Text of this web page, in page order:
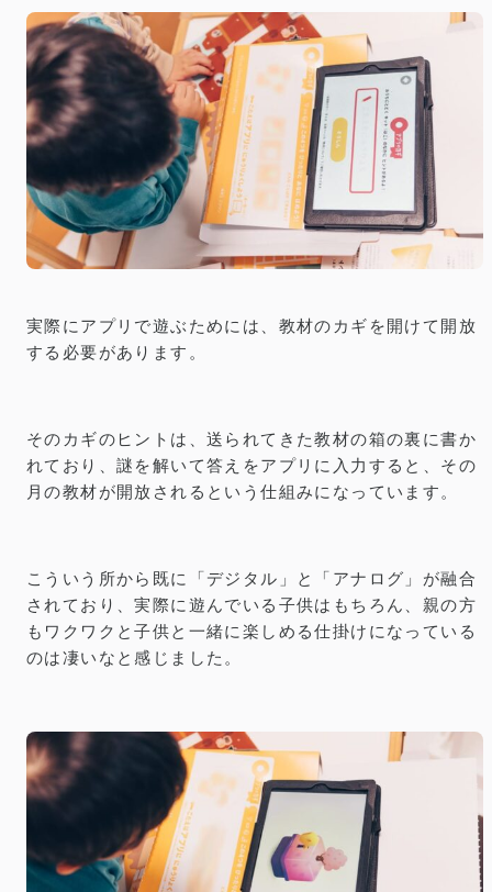
実際にアプリで遊ぶためには、教材のカギを開けて開放
する必要があります。
そのカギのヒントは、送られてきた教材の箱の裏に書か
れており、謎を解いて答えをアプリに入力すると、その
月の教材が開放されるという仕組みになっています。
こういう所から既に「デジタル」と「アナログ」が融合
されており、実際に遊んでいる子供はもちろん、親の方
もワクワクと子供と一緒に楽しめる仕掛けになっている
のは凄いなと感じました。